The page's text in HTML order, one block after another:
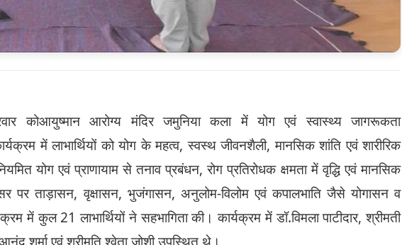
कोआयुष्मान आरोग्य मंदिर जमुनिया कला में योग एवं स्वास्थ्य जागरूकता
में लाभार्थियों को योग के महत्व,स्वस्थ जीवनशैली,मानसिक शांति एवं शारीरिक
योग एवं प्राणायाम से तनाव प्रबंधन,रोग प्रतिरोधक क्षमता में वृद्धि एवं मानसिक
पर ताड़ासन,वृक्षासन, भुजंगासन, अनुलोम-विलोम एवं कपालभाति जैसे योगासन व
में कुल21लाभार्थियों ने सहभागिता की। कार्यक्रम में डॉ.विमला पाटीदार,श्रीमती